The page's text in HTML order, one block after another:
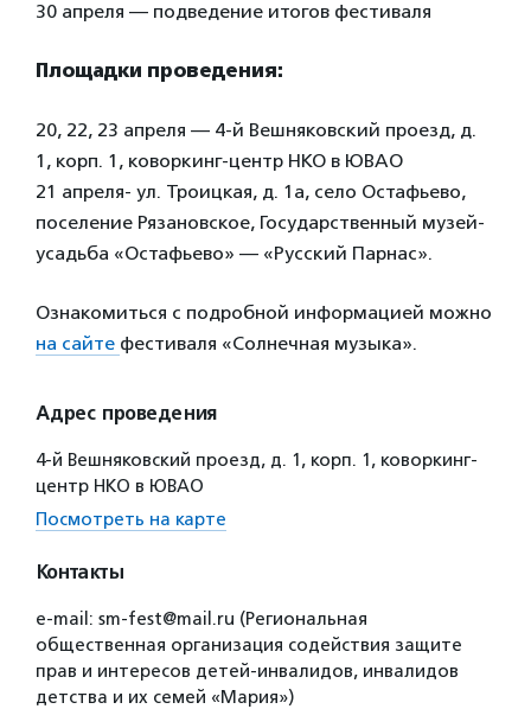
30 апреля — подведение итогов фестиваля
Площадки проведения:
20, 22, 23 апреля — 4-й Вешняковский проезд, д.
1, корп. 1, коворкинг-центр НКО в ЮВАО
21 апреля- ул. Троицкая, д. 1а, село Остафьево,
поселение Рязановское, Государственный музей-
усадьба «Остафьево» — «Русский Парнас».
Ознакомиться с подробной информацией можно
на сайте фестиваля «Солнечная музыка».
Адрес проведения
4-й Вешняковский проезд, д. 1, корп. 1, коворкинг-
центр НКО в ЮВАО
Посмотреть на карте
Контакты
e-mail: sm-fest@mail.ru (Региональная
общественная организация содействия защите
прав и интересов детей-инвалидов, инвалидов
детства и их семей «Мария»)